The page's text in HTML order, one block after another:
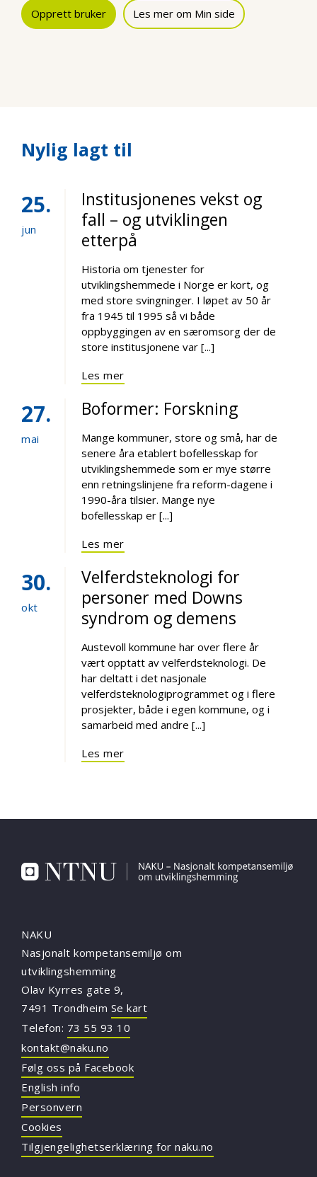
Opprett bruker Les mer om Min side
Nylig lagt til
25
jun
Institusjonenes vekst og
fall – og utviklingen
etterpå
Historia om tjenester for
utviklingshemmede i Norge er kort, og
med store svingninger. I løpet av 50 år
fra 1945 til 1995 så vi både
oppbyggingen av en særomsorg der de
store institusjonene var [...]
Les mer
27
mai
Boformer: Forskning
Mange kommuner, store og små, har de
senere åra etablert bofellesskap for
utviklingshemmede som er mye større
enn retningslinjene fra reform-dagene i
1990-åra tilsier. Mange nye
bofellesskap er [...]
Les mer
30
okt
Velferdsteknologi for
personer med Downs
syndrom og demens
Austevoll kommune har over flere år
vært opptatt av velferdsteknologi. De
har deltatt i det nasjonale
velferdsteknologiprogrammet og i flere
prosjekter, både i egen kommune, og i
samarbeid med andre [...]
Les mer
NAKU
Nasjonalt kompetansemiljø om
utviklingshemming
Olav Kyrres gate 9,
7491 Trondheim Se kart
Telefon: 73 55 93 10
kontakt@naku.no
Følg oss på Facebook
English info
Personvern
Cookies
Tilgjengelighetserklæring for naku.no